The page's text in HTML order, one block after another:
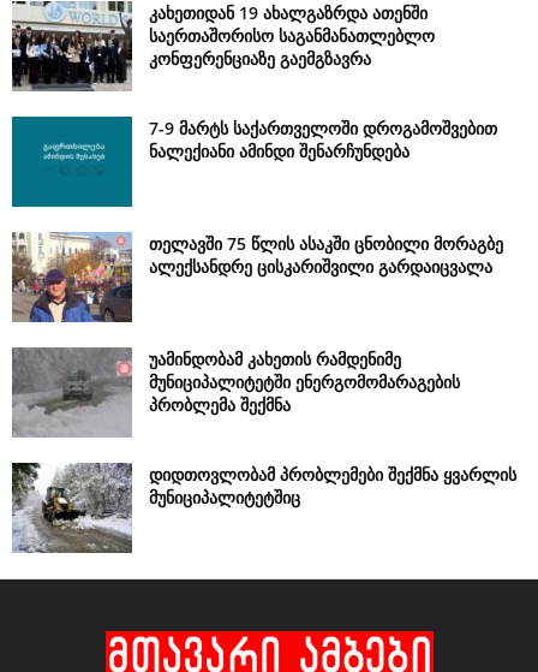
კახეთიდან 19 ახალგაზრდა ათენში
საერთაშორისო საგანმანათლებლო
კონფერენციაზე გაემგზავრა
7-9 მარტს საქართველოში დროგამოშვებით
ნალექიანი ამინდი შენარჩუნდება
თელავში 75 წლის ასაკში ცნობილი მორაგბე
ალექსანდრე ცისკარიშვილი გარდაიცვალა
უამინდობამ კახეთის რამდენიმე
მუნიციპალიტეტში ენერგომომარაგების
პრობლემა შექმნა
დიდთოვლობამ პრობლემები შექმნა ყვარლის
მუნიციპალიტეტშიც